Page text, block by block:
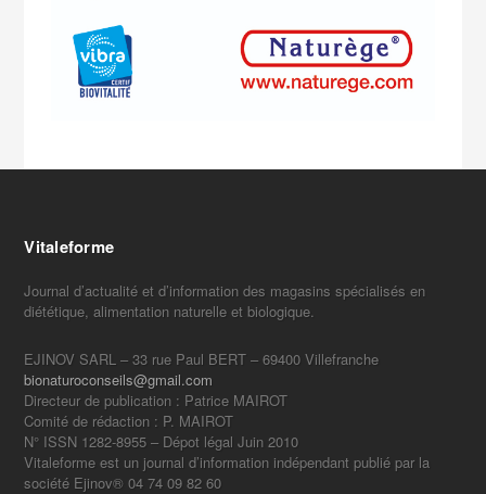
Vitaleforme
Journal d’actualité et d’information des magasins spécialisés en
diététique, alimentation naturelle et biologique.
EJINOV SARL – 33 rue Paul BERT – 69400 Villefranche
bionaturoconseils@gmail.com
Directeur de publication : Patrice MAIROT
Comité de rédaction : P. MAIROT
N° ISSN 1282-8955 – Dépot légal Juin 2010
Vitaleforme est un journal d’information indépendant publié par la
société Ejinov® 04 74 09 82 60